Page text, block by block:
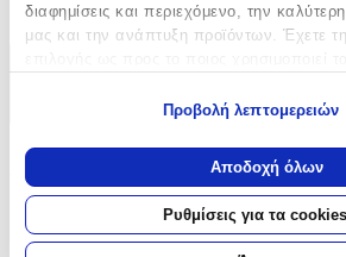
διαφημίσεις και περιεχόμενο, την
μας και την ανάπτυξη προϊόντων. Έχετε
Να συλλέξουμε πληροφορίες
σας τοποθεσία, οι οποίες μπορεί να
απόσταση μερικών μέτρων
Να αναγνωρίσουμε τη συσκευή
για συγκεκριμένα χαρακτηριστικά
Προβολή λεπτομερειών
Αποδοχή όλων
Ρυθμίσεις για τα cookies
OEM
Χαρακτηριστικά
Χαρακτηριστικά